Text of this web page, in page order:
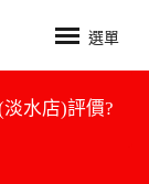
選單
水店)評價?